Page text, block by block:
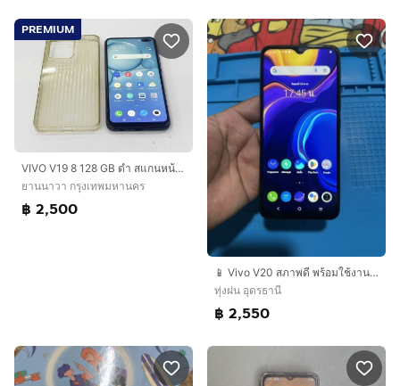
PREMIUM
VIVO V19 8 128 GB ดำ สแกนหน้าได้ แบตนาน ใช้งานได้ดี ราคาถูกใจ
ยานนาวา กรุงเทพมหานคร
฿ 2,500
📱 Vivo V20 สภาพดี พร้อมใช้งาน ราคาเบาๆ ครับ!ราคาเพียง 2,500 บาท (คุยกันได้นิดหน่อ?
ทุ่งฝน อุดรธานี
฿ 2,550